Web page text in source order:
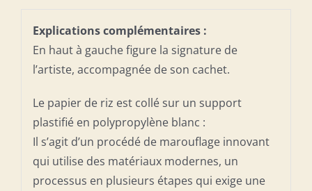
Explications complémentaires :
En haut à gauche figure la signature de
l’artiste, accompagnée de son cachet.
Le papier de riz est collé sur un support
plastifié en polypropylène blanc :
Il s’agit d’un procédé de marouflage innovant
qui utilise des matériaux modernes, un
processus en plusieurs étapes qui exige une